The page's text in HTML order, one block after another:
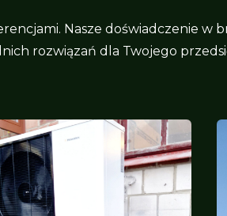
Nasze doświadczenie w
rozwiązań dla Twojego